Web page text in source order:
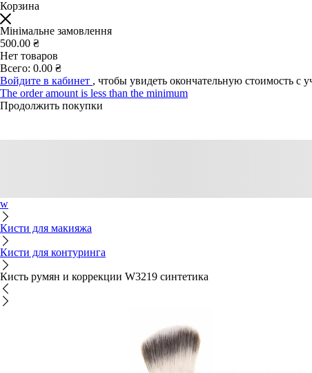
Корзина
Мінімальне замовлення
500.00 ₴
Нет товаров
Всего: 0.00 ₴
Войдите в кабинет , чтобы увидеть окончательную стоимость с
The order amount is less than the minimum
Продолжить покупки
w
Кисти для макияжа
Кисти для контуринга
Кисть румян и коррекции W3219 синтетика